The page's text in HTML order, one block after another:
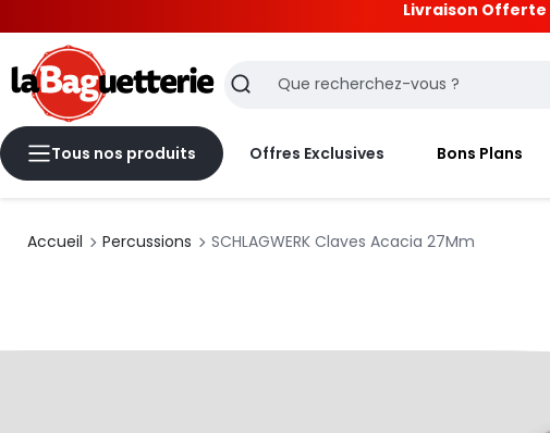
Livraison Offerte
Recherche
Tous nos produits Offres Exclusives Bons Plans
Accueil Percussions SCHLAGWERK Claves Acacia 27Mm